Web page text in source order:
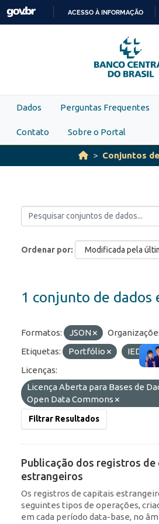
Skip to main content
PARA
O
ACESSO À INFORMAÇÃO
Dados Perguntas Frequentes
Contato Sobre o Portal
Conjuntos
Ordenar por
1 conjunto de dados
Formatos: JSON
Etiquetas:
Portfólio IED
Licenças:
Licença Aberta para Bases de
Open Data Commons
Filtrar Resultados
Publicação dos registros de
estrangeiros
Os registros de capitais
seguintes tipos de operações,
em cada período data-base, no